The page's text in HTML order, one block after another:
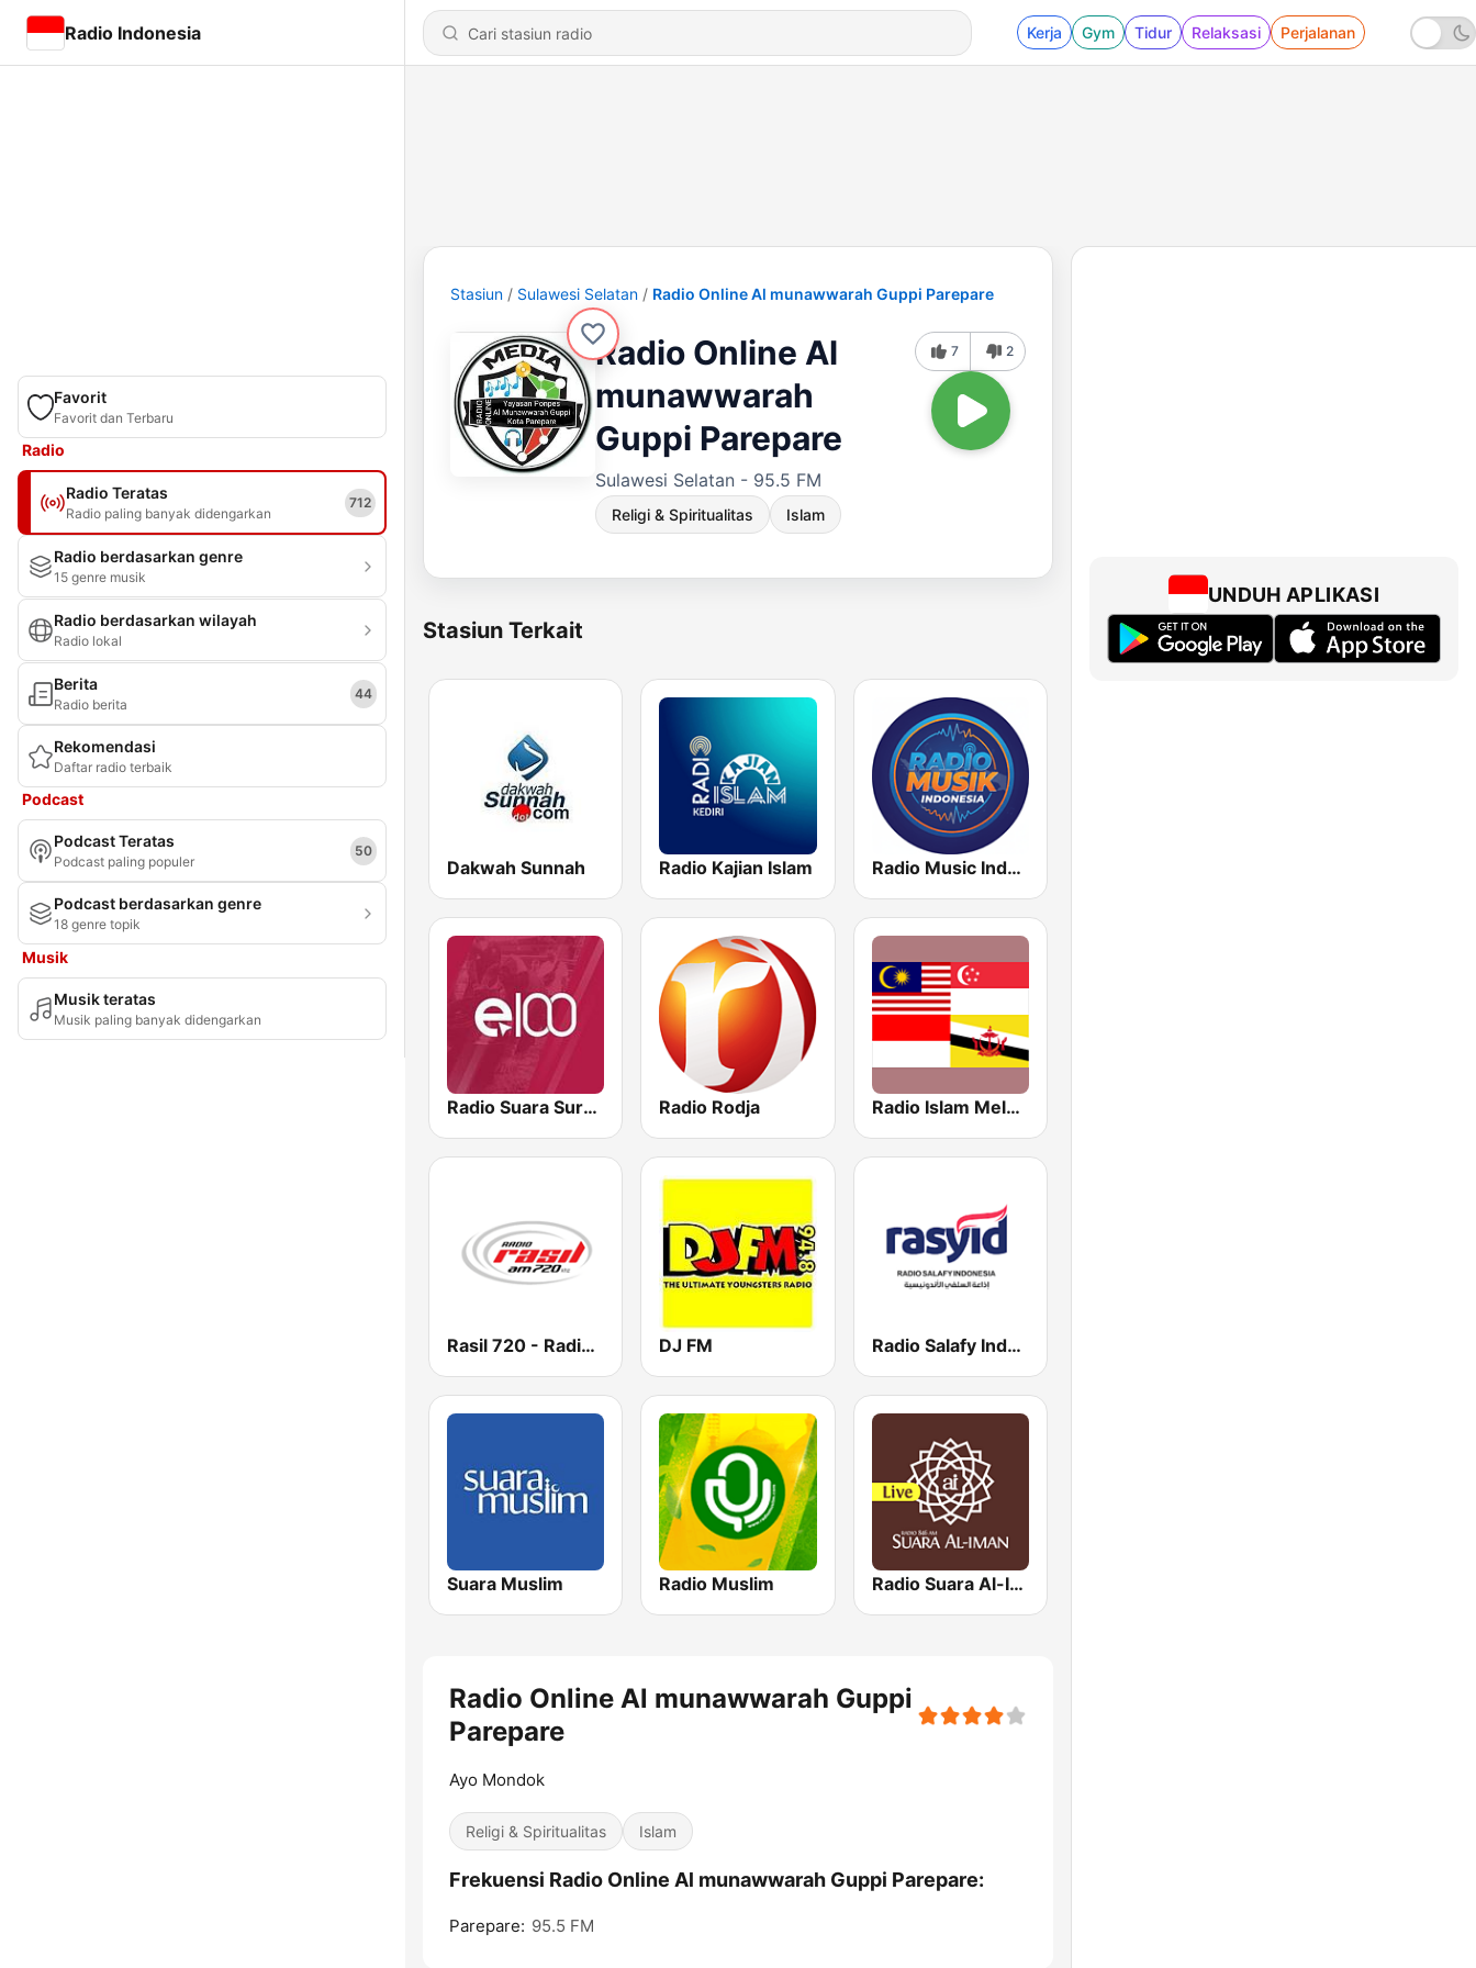
Radio Indonesia Kerja Gym Tidur Relaksasi Perjalanan
Favorit
Favorit dan Terbaru
Radio
Radio Teratas
Radio paling banyak didengarkan
712
Radio berdasarkan genre
15 genre musik
Radio berdasarkan wilayah
Radio lokal
Berita
Radio berita
44
Rekomendasi
Daftar radio terbaik
Podcast
Podcast Teratas
Podcast paling populer
50
Podcast berdasarkan genre
18 genre topik
Musik
Musik teratas
Musik paling banyak didengarkan
Stasiun Sulawesi Selatan Radio Online Al munawwarah Guppi Parepare
Radio Online Al
munawwarah
Guppi Parepare
Sulawesi Selatan - 95.5 FM
Religi & Spiritualitas Islam
7 2
Stasiun Terkait
Dakwah Sunnah Radio Kajian Islam Radio Music Indonesia
Radio Suara Surabaya Radio Rodja Radio Islam Melayu
Rasil 720 - Radio Silaturahim DJ FM Radio Salafy Indonesia (Rasyid)
Suara Muslim Radio Muslim Radio Suara Al-Iman 846 AM
Radio Online Al munawwarah Guppi
Parepare
Ayo Mondok
Religi & Spiritualitas Islam
Frekuensi Radio Online Al munawwarah Guppi Parepare:
Parepare: 95.5 FM
UNDUH APLIKASI